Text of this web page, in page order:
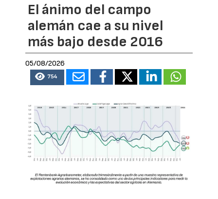
El ánimo del campo
alemán cae a su nivel
más bajo desde 2016
05/08/2026
754